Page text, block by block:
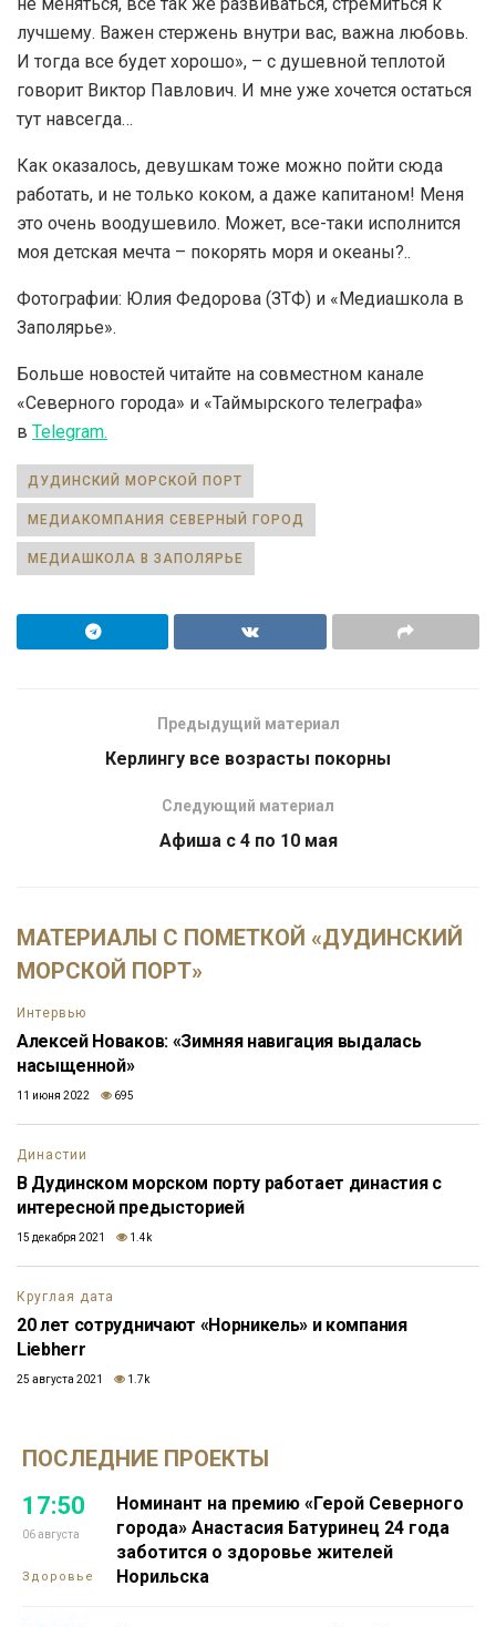
лучшему. Важен стержень внутри вас, важна любовь.
И тогда все будет хорошо», – с душевной теплотой
говорит Виктор Павлович. И мне уже хочется остаться
тут навсегда…
Как оказалось, девушкам тоже можно пойти сюда
работать, и не только коком, а даже капитаном! Меня
это очень воодушевило. Может, все-таки исполнится
моя детская мечта – покорять моря и океаны?..
Фотографии: Юлия Федорова (ЗТФ) и «Медиашкола в
Заполярье».
Больше новостей читайте на совместном канале
«Северного города» и «Таймырского телеграфа»
в Telegram.
ДУДИНСКИЙ МОРСКОЙ ПОРТ
МЕДИАКОМПАНИЯ СЕВЕРНЫЙ ГОРОД
МЕДИАШКОЛА В ЗАПОЛЯРЬЕ
Предыдущий материал
Керлингу все возрасты покорны
Следующий материал
Афиша с 4 по 10 мая
МАТЕРИАЛЫ С ПОМЕТКОЙ «ДУДИНСКИЙ
МОРСКОЙ ПОРТ»
Интервью
Алексей Новаков: «Зимняя навигация выдалась
насыщенной»
11 июня 2022 695
Династии
В Дудинском морском порту работает династия с
интересной предысторией
15 декабря 2021 1.4k
Круглая дата
20 лет сотрудничают «Норникель» и компания
Liebherr
25 августа 2021 1.7k
ПОСЛЕДНИЕ ПРОЕКТЫ
17:50
06 августа
Здоровье
Номинант на премию «Герой Северного
города» Анастасия Батуринец 24 года
заботится о здоровье жителей
Норильска